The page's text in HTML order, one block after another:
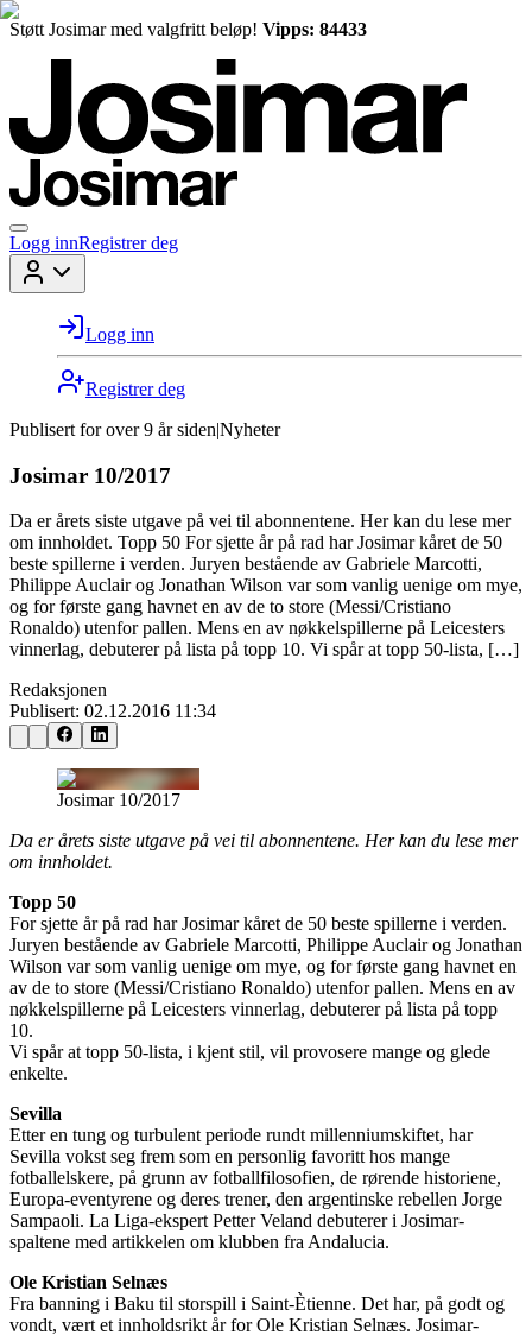
Støtt Josimar med valgfritt beløp! Vipps: 84433
Logg innRegistrer deg
Logg inn
Registrer deg
Publisert for over 9 år siden|Nyheter
Josimar 10/2017
Da er årets siste utgave på vei til abonnentene. Her kan du lese mer
om innholdet. Topp 50 For sjette år på rad har Josimar kåret de 50
beste spillerne i verden. Juryen bestående av Gabriele Marcotti,
Philippe Auclair og Jonathan Wilson var som vanlig uenige om mye,
og for første gang havnet en av de to store (Messi/Cristiano
Ronaldo) utenfor pallen. Mens en av nøkkelspillerne på Leicesters
vinnerlag, debuterer på lista på topp 10. Vi spår at topp 50-lista, […]
Redaksjonen
Publisert: 02.12.2016 11:34
Josimar 10/2017
Da er årets siste utgave på vei til abonnentene. Her kan du lese mer
om innholdet.
Topp 50
For sjette år på rad har Josimar kåret de 50 beste spillerne i verden.
Juryen bestående av Gabriele Marcotti, Philippe Auclair og Jonathan
Wilson var som vanlig uenige om mye, og for første gang havnet en
av de to store (Messi/Cristiano Ronaldo) utenfor pallen. Mens en av
nøkkelspillerne på Leicesters vinnerlag, debuterer på lista på topp
10.
Vi spår at topp 50-lista, i kjent stil, vil provosere mange og glede
enkelte.
Sevilla
Etter en tung og turbulent periode rundt millenniumskiftet, har
Sevilla vokst seg frem som en personlig favoritt hos mange
fotballelskere, på grunn av fotballfilosofien, de rørende historiene,
Europa-eventyrene og deres trener, den argentinske rebellen Jorge
Sampaoli. La Liga-ekspert Petter Veland debuterer i Josimar-
spaltene med artikkelen om klubben fra Andalucia.
Ole Kristian Selnæs
Fra banning i Baku til storspill i Saint-Ètienne. Det har, på godt og
vondt, vært et innholdsrikt år for Ole Kristian Selnæs. Josimar-